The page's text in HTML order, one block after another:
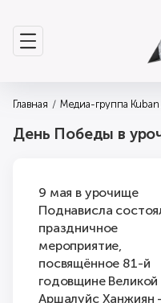
Главная Медиа-группа Kuban
День Победы в
9 мая в урочище
Поднависла
праздничное
мероприятие,
посвящённое 81-й
годовщине
Аршалуйс Ханжиян